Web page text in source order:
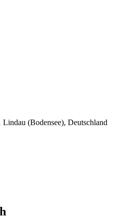
(Bodensee), Deutschland